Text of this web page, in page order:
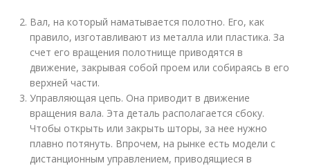
Вал, на который наматывается полотно. Его, как
правило, изготавливают из металла или пластика. За
счет его вращения полотнище приводятся в
движение, закрывая собой проем или собираясь в его
верхней части.
Управляющая цепь. Она приводит в движение
вращения вала. Эта деталь располагается сбоку.
Чтобы открыть или закрыть шторы, за нее нужно
плавно потянуть. Впрочем, на рынке есть модели с
дистанционным управлением, приводящиеся в